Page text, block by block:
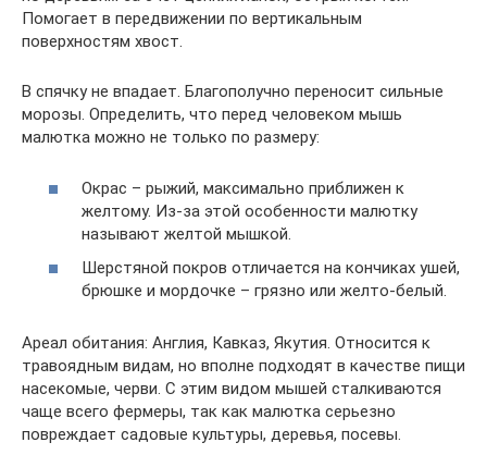
Помогает в передвижении по вертикальным
поверхностям хвост.
В спячку не впадает. Благополучно переносит сильные
морозы. Определить, что перед человеком мышь
малютка можно не только по размеру:
Окрас – рыжий, максимально приближен к
желтому. Из-за этой особенности малютку
называют желтой мышкой.
Шерстяной покров отличается на кончиках ушей,
брюшке и мордочке – грязно или желто-белый.
Ареал обитания: Англия, Кавказ, Якутия. Относится к
травоядным видам, но вполне подходят в качестве пищи
насекомые, черви. С этим видом мышей сталкиваются
чаще всего фермеры, так как малютка серьезно
повреждает садовые культуры, деревья, посевы.